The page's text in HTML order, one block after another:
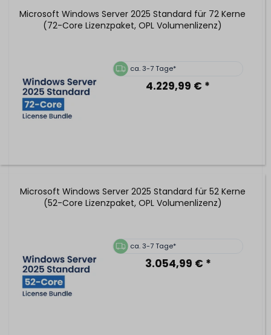
Microsoft Windows Server 2025 Standard für 72 Kerne
(72-Core Lizenzpaket, OPL Volumenlizenz)
ca. 3-7 Tage*
4.229,99 € *
Microsoft Windows Server 2025 Standard für 52 Kerne
(52-Core Lizenzpaket, OPL Volumenlizenz)
ca. 3-7 Tage*
3.054,99 € *